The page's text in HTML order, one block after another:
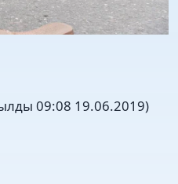
09:08 19.06.2019)